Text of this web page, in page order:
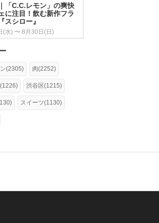
「C.C.レモン」の爽快
に注目！飲む新作フラ
スシロー』
(水) 〜 8月30日(日)
(2305) 肉(2252)
渋谷区(1215)
スイーツ(1130)